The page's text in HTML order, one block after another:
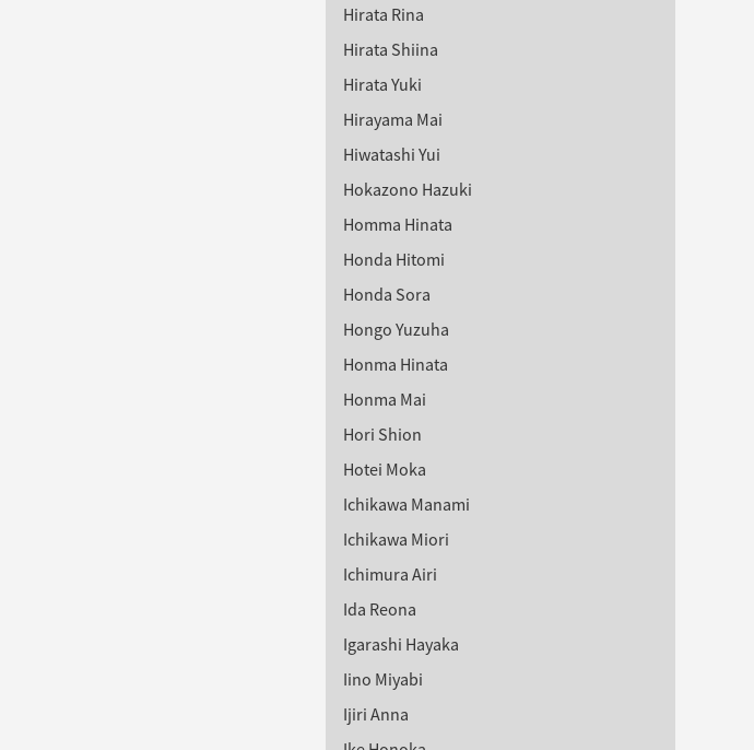
Hirata Rina
Hirata Shiina
Hirata Yuki
Hirayama Mai
Hiwatashi Yui
Hokazono Hazuki
Homma Hinata
Honda Hitomi
Honda Sora
Hongo Yuzuha
Honma Hinata
Honma Mai
Hori Shion
Hotei Moka
Ichikawa Manami
Ichikawa Miori
Ichimura Airi
Ida Reona
Igarashi Hayaka
Iino Miyabi
Ijiri Anna